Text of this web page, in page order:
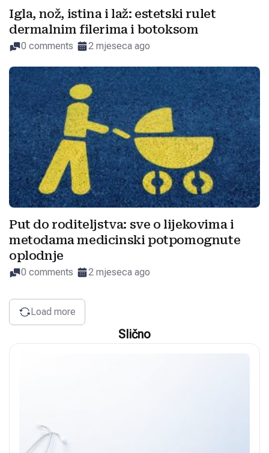
Igla, nož, istina i laž: estetski rulet
dermalnim filerima i botoksom
0 comments 2 mjeseca ago
Put do roditeljstva: sve o lijekovima i
metodama medicinski potpomognute
oplodnje
0 comments 2 mjeseca ago
Load more
Slično